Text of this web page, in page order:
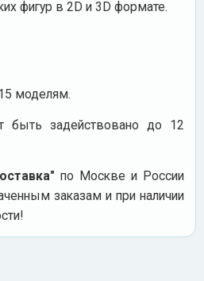
фигур в 2D и 3D формате.
моделям.
быть задействовано до 12
по Москве и России
заказам и при наличии